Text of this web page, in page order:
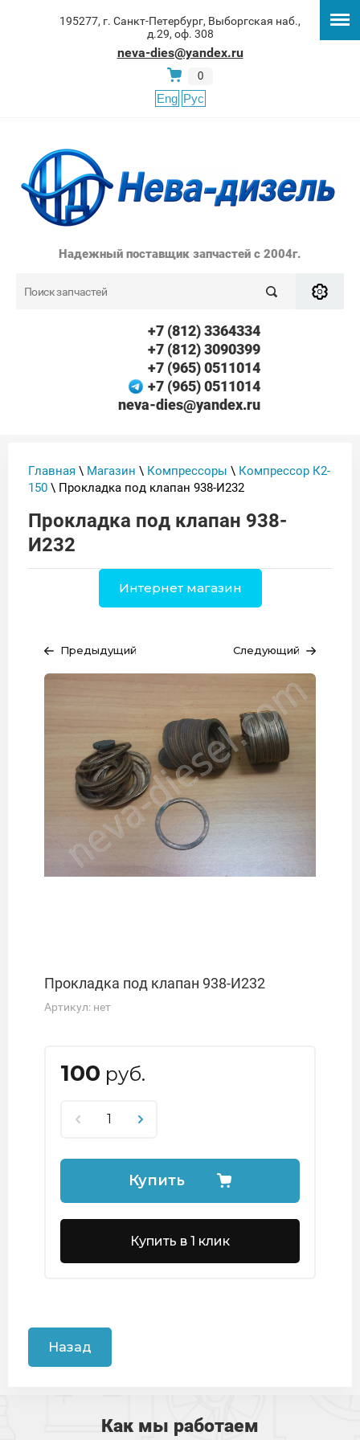
195277, г. Санкт-Петербург, Выборгская наб.,
д.29, оф. 308
neva-dies@yandex.ru
0
Eng Рус
Надежный поставщик запчастей с 2004г.
+7 (812) 3364334
+7 (812) 3090399
+7 (965) 0511014
+7 (965) 0511014
neva-dies@yandex.ru
Главная \ Магазин \ Компрессоры \ Компрессор К2-
150 \ Прокладка под клапан 938-И232
Прокладка под клапан 938-
И232
Интернет магазин
Предыдущий Следующий
Прокладка под клапан 938-И232
Артикул: нет
100 руб.
Купить
Купить в 1 клик
Назад
Как мы работаем